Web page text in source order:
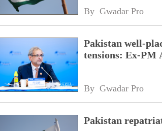
By Gwadar Pro
Pakistan well-
tensions: Ex-PM
By Gwadar Pro
Pakistan